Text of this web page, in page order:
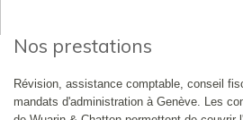
Nos prestations
Révision, assistance comptable, conseil
mandats d'administration à Genève. Les